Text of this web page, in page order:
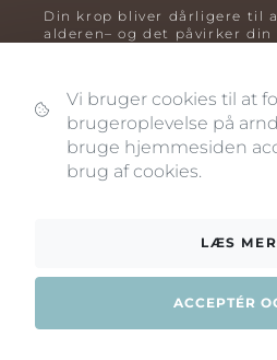
Din krop bliver dårligere til
alderen– og det påvirker din
Plyometrisk træning:
af det mest oversete for
og efter overgangsalderen
Vi bruger cookies til at
brugeroplevelse på
bruge hjemmesiden
brug af cookies.
LÆS
ACCEPTÉR